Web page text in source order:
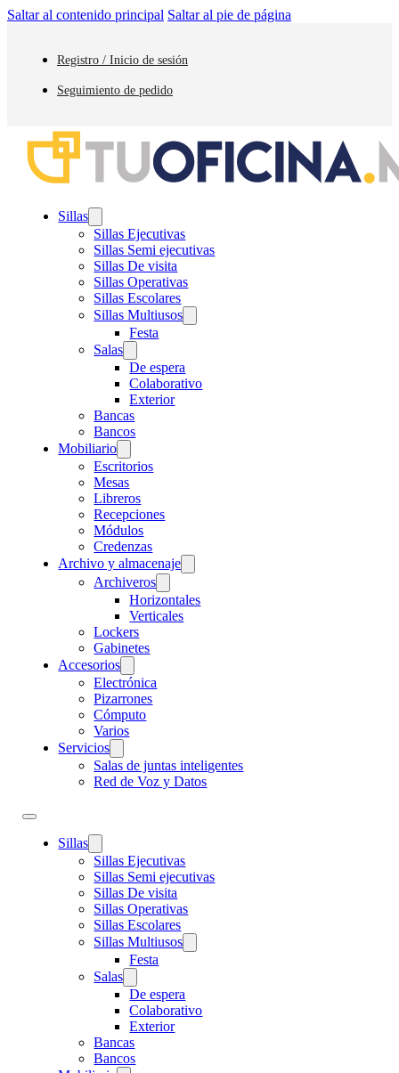
Saltar al contenido principal Saltar al pie de página
Registro / Inicio de sesión
Seguimiento de pedido
Sillas
Sillas Ejecutivas
Sillas Semi ejecutivas
Sillas De visita
Sillas Operativas
Sillas Escolares
Sillas Multiusos
Festa
Salas
De espera
Colaborativo
Exterior
Bancas
Bancos
Mobiliario
Escritorios
Mesas
Libreros
Recepciones
Módulos
Credenzas
Archivo y almacenaje
Archiveros
Horizontales
Verticales
Lockers
Gabinetes
Accesorios
Electrónica
Pizarrones
Cómputo
Varios
Servicios
Salas de juntas inteligentes
Red de Voz y Datos
Sillas
Sillas Ejecutivas
Sillas Semi ejecutivas
Sillas De visita
Sillas Operativas
Sillas Escolares
Sillas Multiusos
Festa
Salas
De espera
Colaborativo
Exterior
Bancas
Bancos